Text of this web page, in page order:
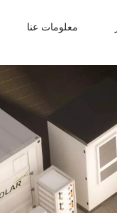
معلومات عنا